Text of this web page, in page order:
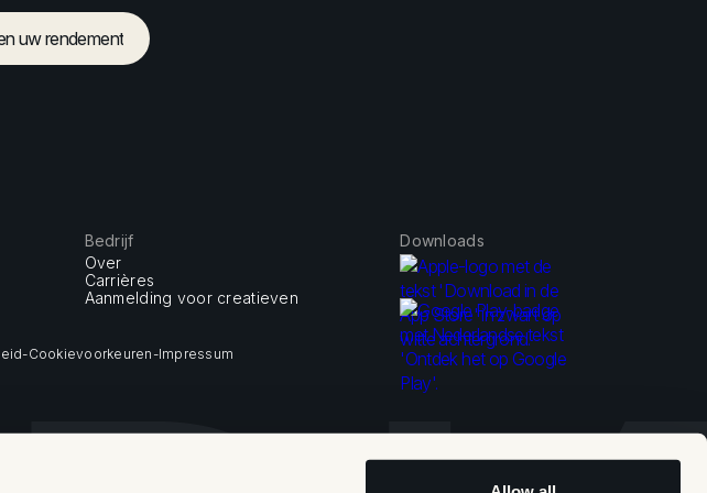
uw rendement
uw rendement
Bedrijf
Over
Carrières
Aanmelding voor creatieven
Downloads
-Cookievoorkeuren -Impressum